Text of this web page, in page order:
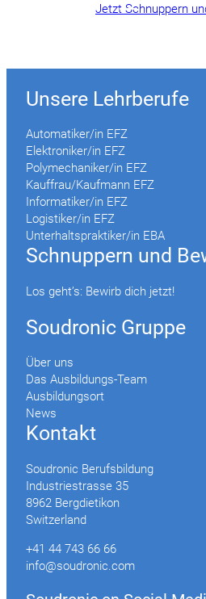
Jetzt Schnuppern
Unsere Lehrberufe
Automatiker/in EFZ
Elektroniker/in EFZ
Polymechaniker/in EFZ
Kauffrau/Kaufmann EFZ
Informatiker/in EFZ
Logistiker/in EFZ
Unterhaltspraktiker/in EBA
Schnuppern und
Los geht’s: Bewirb dich jetzt!
Soudronic Gruppe
Über uns
Das Ausbildungs-Team
Ausbildungsort
News
Kontakt
Soudronic Berufsbildung
Industriestrasse 35
8962 Bergdietikon
Switzerland
+41 44 743 66 66
info@soudronic.com